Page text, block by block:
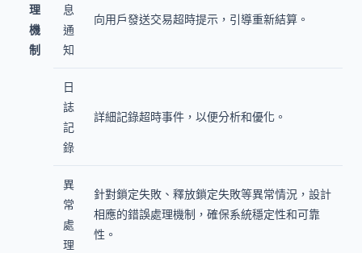
理
機
制
息
通
知
向用戶發送交易超時提示，引導重新結算。
日
誌
記
錄
詳細記錄超時事件，以便分析和優化。
異
常
處
理
針對鎖定失敗、釋放鎖定失敗等異常情況，設計
相應的錯誤處理機制，確保系統穩定性和可靠
性。